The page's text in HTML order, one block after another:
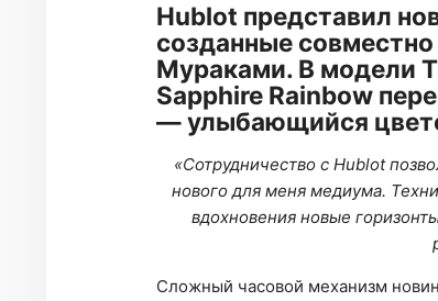
Hublot представил
созданные
Мураками. В модели
Sapphire Rainbow
— улыбающийся
«Сотрудничество с Hublot
нового для меня медиума.
вдохновения новые
Сложный часовой механизм